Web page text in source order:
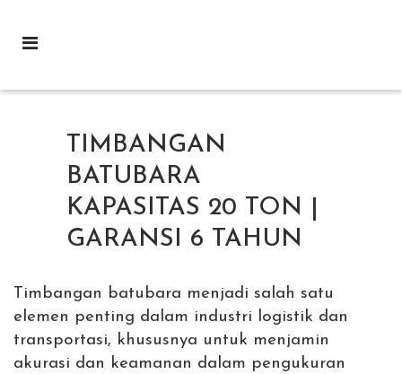
TIMBANGAN
BATUBARA
KAPASITAS 20 TON |
GARANSI 6 TAHUN
Timbangan batubara menjadi salah satu
elemen penting dalam industri logistik dan
transportasi, khususnya untuk menjamin
akurasi dan keamanan dalam pengukuran